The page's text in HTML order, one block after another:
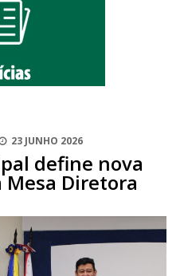
23 JUNHO 2026
define nova
Mesa Diretora